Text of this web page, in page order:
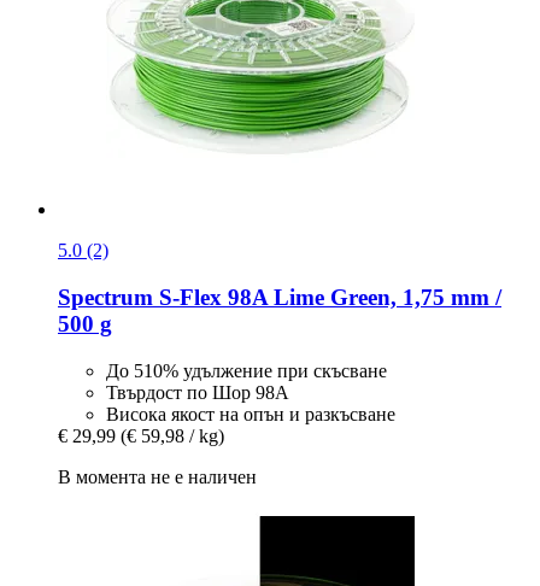
5.0 (2)
Spectrum S-​Flex 98A Lime Green, 1,75 mm /
500 g
До 510% удължение при скъсване
Твърдост по Шор 98A
Висока якост на опън и разкъсване
€ 29,99 (€ 59,98 / kg)
В момента не е наличен